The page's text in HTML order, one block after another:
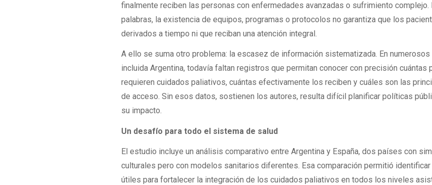
finalmente reciben las personas con enfermedades avanzadas o sufrimiento complejo.
palabras, la existencia de equipos, programas o protocolos no garantiza que los
derivados a tiempo ni que reciban una atención integral.
A ello se suma otro problema: la escasez de información sistematizada. En numerosos
incluida Argentina, todavía faltan registros que permitan conocer con precisión cuántas
requieren cuidados paliativos, cuántas efectivamente los reciben y cuáles son las
de acceso. Sin esos datos, sostienen los autores, resulta difícil planificar políticas
su impacto.
Un desafío para todo el sistema de salud
El estudio incluye un análisis comparativo entre Argentina y España, dos países con
culturales pero con modelos sanitarios diferentes. Esa comparación permitió
útiles para fortalecer la integración de los cuidados paliativos en todos los niveles